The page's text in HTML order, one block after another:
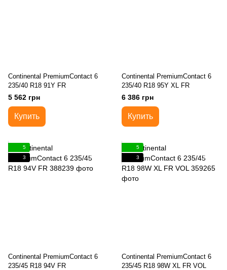
Continental PremiumContact 6
235/40 R18 91Y FR
5 562 грн
Купить
Continental PremiumContact 6
235/40 R18 95Y XL FR
6 386 грн
Купить
5
3
Continental PremiumContact 6
235/45 R18 94V FR
5
3
Continental PremiumContact 6
235/45 R18 98W XL FR VOL